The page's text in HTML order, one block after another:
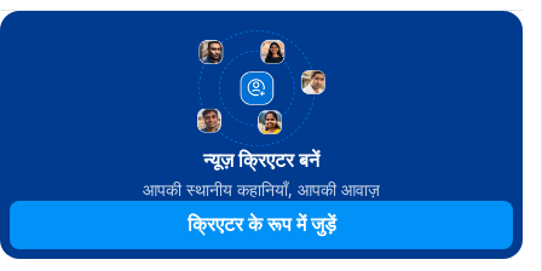
न्यूज़ क्रिएटर बनें
आपकी स्थानीय कहानियाँ, आपकी आवाज़
क्रिएटर के रूप में जुड़ें